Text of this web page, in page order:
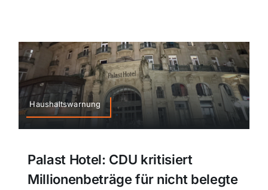
Haushaltswarnung
Palast Hotel: CDU kritisiert
Millionenbeträge für nicht belegte